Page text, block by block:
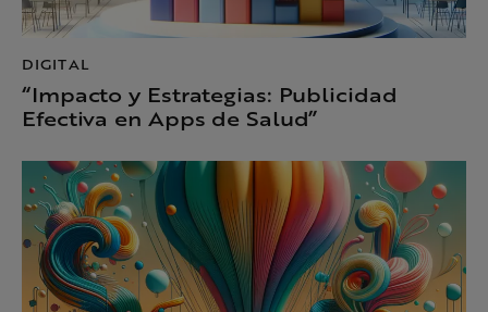
DIGITAL
“Impacto y Estrategias: Publicidad
Efectiva en Apps de Salud”